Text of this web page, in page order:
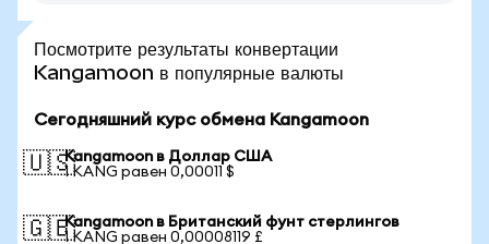
Посмотрите результаты конвертации
Kangamoon в популярные валюты
Сегодняшний курс обмена Kangamoon
🇺🇸Kangamoon в Доллар США
1 KANG равен 0,00011 $
🇬🇧Kangamoon в Британский фунт стерлингов
1 KANG равен 0,00008119 £